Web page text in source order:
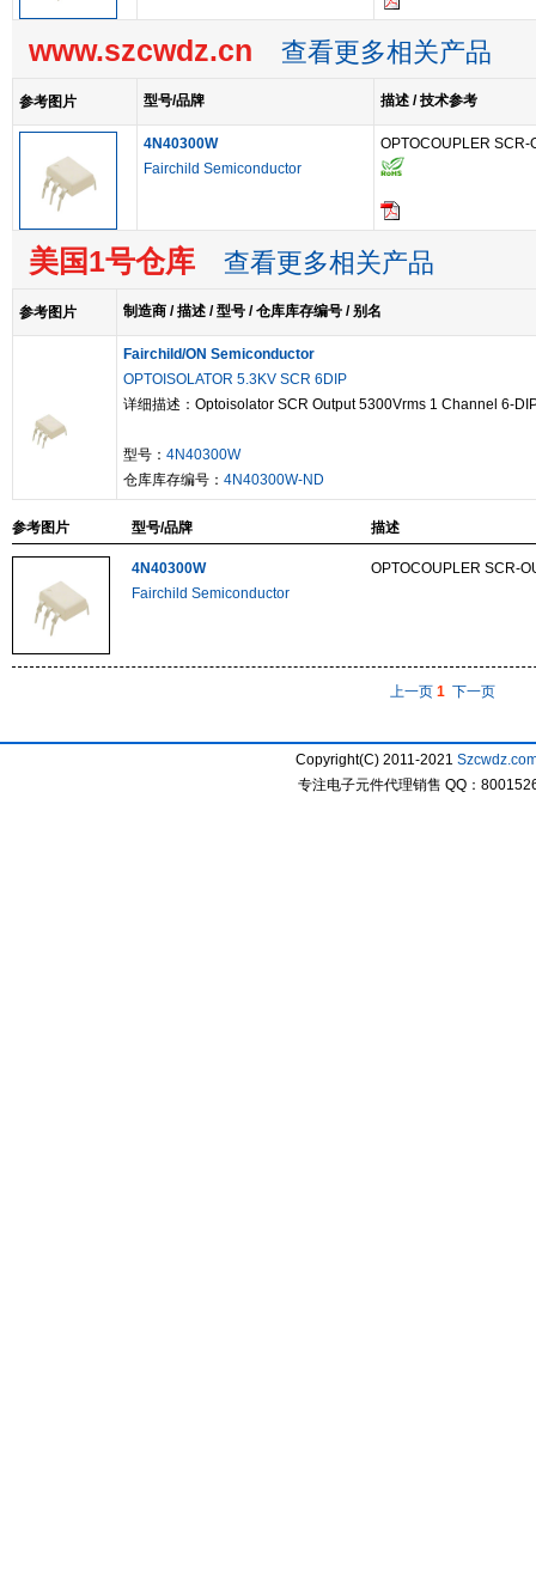
www.szcwdz.cn 查看更多相关产品
参考图片 型号/品牌 描述 / 技术参考
4N40300W
Fairchild Semiconductor
OPTOCOUPLER SCR-
美国1号仓库 查看更多相关产品
参考图片 制造商 / 描述 / 型号 / 仓库库存编号 / 别名
Fairchild/ON Semiconductor
OPTOISOLATOR 5.3KV SCR 6DIP
详细描述：Optoisolator SCR Output 5300Vrms 1 Channel 6-
型号： 4N40300W
仓库库存编号： 4N40300W-ND
参考图片 型号/品牌 描述
4N40300W
Fairchild Semiconductor
OPTOCOUPLER SCR-
上一页 1 下一页
Copyright(C) 2011-2021
专注电子元件代理销售 QQ：